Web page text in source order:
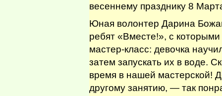
весеннему празднику 8
Юная волонтер Дарина
ребят «Вместе!», с
мастер-класс: девочка
затем запускать их в воде.
время в нашей мастерской!
другому занятию, — так